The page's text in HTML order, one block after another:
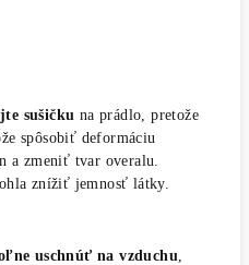
sušičku na prádlo, pretože
spôsobiť deformáciu
a zmeniť tvar overalu.
znížiť jemnosť látky.
uschnúť na vzduchu